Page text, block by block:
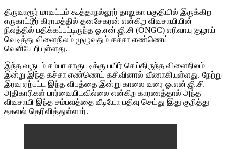
திருவாரூர் மாவட்டம் கூத்தாநல்லூர் தாலுகா பகுதியில் இருக்கிற
எருகாட்டூர் கிராமத்தில் தனசேகரன் என்கிற விவசாயியின்
நிலத்தில் பதிக்கப்பட்டிருந்த ஓ.என்.ஜி.சி (ONGC) எரிவாயு குழாய்
வெடித்து விளைநிலம் முழுவதும் கச்சா எண்ணெய்
வெளியேறியுள்ளது.
இந்த வருடம் சம்பா சாகுபடிக்கு பயிர் செய்திருந்த விளைநிலம்
இன்று இந்த கச்சா எண்ணெய் கசிவினால் வீணாகியுள்ளது. நேற்று
இரவு ஏற்பட்ட இந்த விபத்தை இன்று காலை வரை ஓ.என்.ஜி.சி
அதிகாரிகள் பார்வையிடவில்லை என்கிற காரணத்தால் அந்த
விவசாயி இந்த சம்பவத்தை வீடியோ பதிவு செய்து இது குறித்து
தகவல் தெரிவித்துள்ளார்.